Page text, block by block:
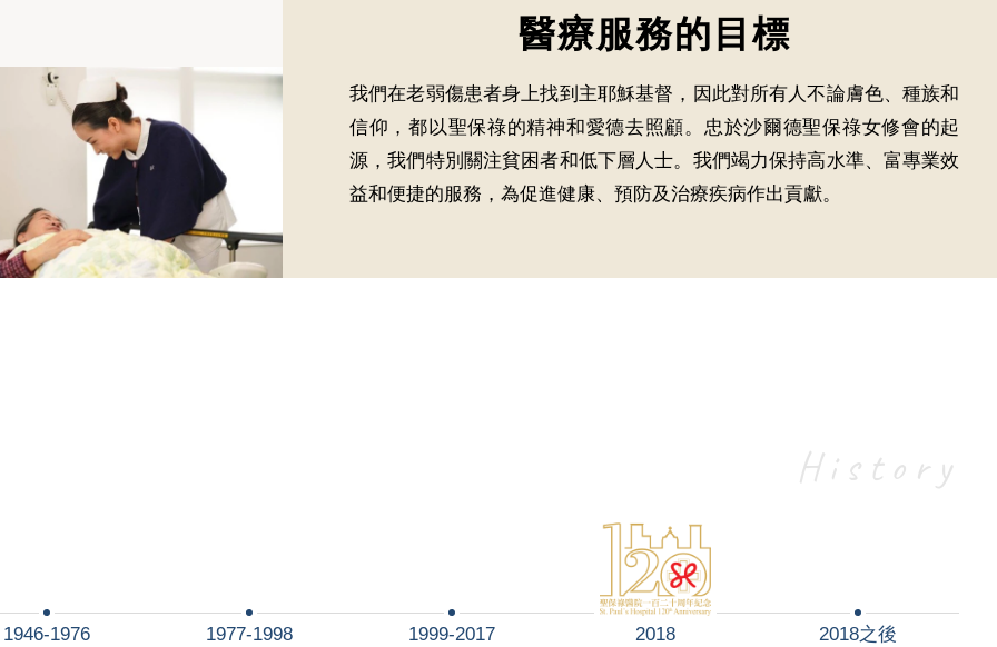
醫療服務的 目標
我們在老弱傷患者身上找到主耶穌基督，因此對所有人不論膚色、種族和
信仰，都以聖保祿的精神和愛德去照顧。忠於沙爾德聖保祿女修會的起
源，我們特別關注貧困者和低下層人士。我們竭力保持高水準、富專業效
益和便捷的服務，為促進健康、預防及治療疾病作出貢獻。
History
1946-1976 1977-1998 1999-2017 2018 2018之後